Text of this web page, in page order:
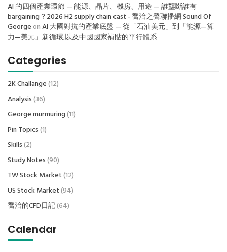
AI 的四個產業環節 — 能源、晶片、機房、用途 — 誰壟斷誰有
bargaining？2026 H2 supply chain cast - 喬治之聲聯播網 Sound Of
GeorgeonAI 大國對抗的產業底盤 — 從「石油美元」到「能源—算
力—美元」新循環,以及中國國家補貼的平行體系
Categories
2K Challange(12)
Analysis(36)
George murmuring(11)
Pin Topics(1)
Skills(2)
Study Notes(90)
TW Stock Market(12)
US Stock Market(94)
喬治的CFD日記(64)
Calendar